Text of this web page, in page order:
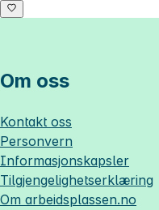
Om oss
Kontakt oss
Personvern
Informasjonskapsler
Tilgjengelighetserklæring
Om arbeidsplassen.no